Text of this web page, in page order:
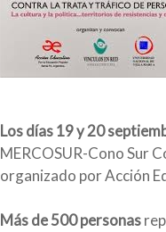
Los días 19 y 20
MERCOSUR-Cono Sur
organizado por Acción
Más de 500 personas